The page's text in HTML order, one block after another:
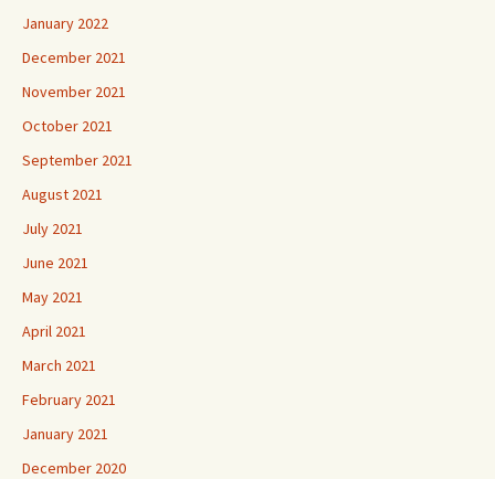
January 2022
December 2021
November 2021
October 2021
September 2021
August 2021
July 2021
June 2021
May 2021
April 2021
March 2021
February 2021
January 2021
December 2020